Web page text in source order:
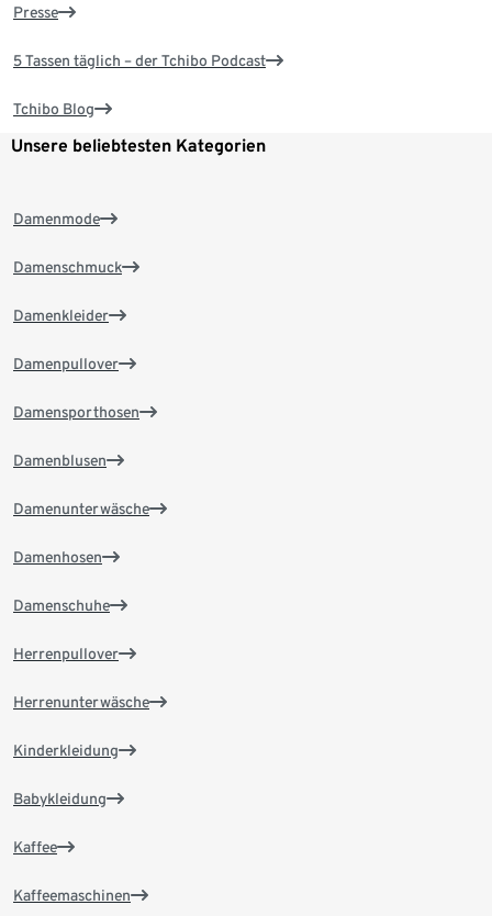
Presse
5 Tassen täglich – der Tchibo Podcast
Tchibo Blog
Unsere beliebtesten Kategorien
Damenmode
Damenschmuck
Damenkleider
Damenpullover
Damensporthosen
Damenblusen
Damenunterwäsche
Damenhosen
Damenschuhe
Herrenpullover
Herrenunterwäsche
Kinderkleidung
Babykleidung
Kaffee
Kaffeemaschinen